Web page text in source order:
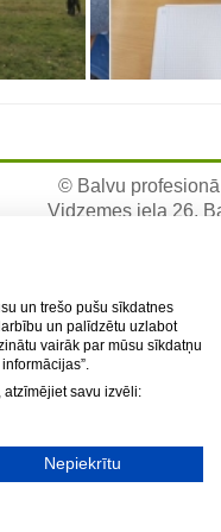
© Balvu
Vidzemes iela 26,
un trešo pušu sīkdatnes
un palīdzētu uzlabot
vairāk par mūsu sīkdatņu
savu izvēli:
Nepiekrītu